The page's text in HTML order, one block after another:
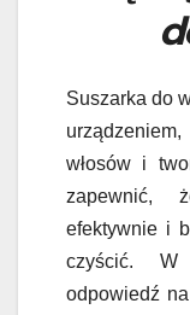
Suszarka do
włosów i
zapewnić,
efektywnie i
czyścić. W
odpowiedź